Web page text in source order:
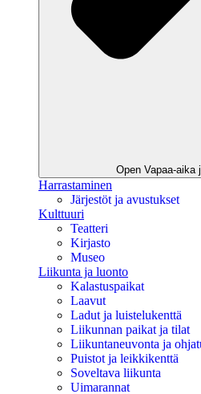
Open Vapaa-aika
Harrastaminen
Järjestöt ja avustukset
Kulttuuri
Teatteri
Kirjasto
Museo
Liikunta ja luonto
Kalastuspaikat
Laavut
Ladut ja luistelukenttä
Liikunnan paikat ja tilat
Liikuntaneuvonta ja
Puistot ja leikkikenttä
Soveltava liikunta
Uimarannat